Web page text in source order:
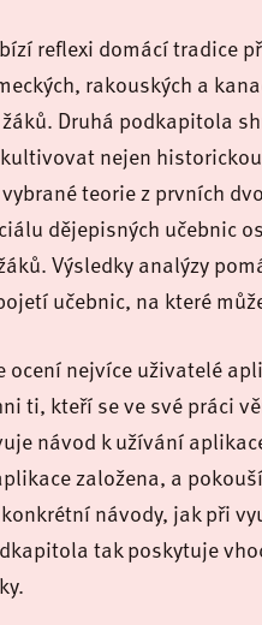
reflexi domácí tradice
rakouských a
Druhá podkapitola
nejen
teorie z prvních
dějepisných učebnic
Výsledky analýzy
učebnic, na které
ocení nejvíce uživatelé
ti, kteří se ve své práci
návod k užívání
založena, a
návody, jak při
tak poskytuje